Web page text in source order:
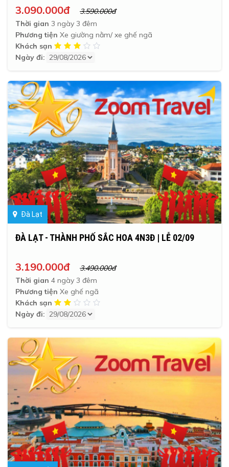
3.090.000đ
3.590.000đ
Thời gian 3 ngày 3 đêm
Phương tiện Xe giường nằm/ xe ghế ngã
Khách sạn
Ngày đi:
Đà Lạt
ĐÀ LẠT - THÀNH PHỐ SẮC HOA 4N3Đ | LỄ 02/09
3.190.000đ
3.490.000đ
Thời gian 4 ngày 3 đêm
Phương tiện Xe ghế ngã
Khách sạn
Ngày đi: